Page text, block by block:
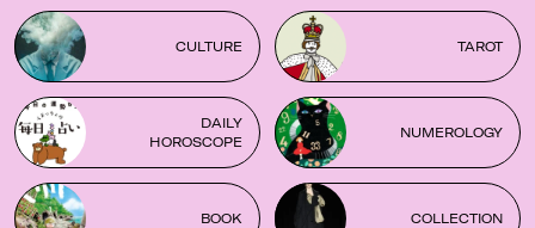
CULTURE TAROT
DAILY
HOROSCOPE
NUMEROLOGY
BOOK COLLECTION